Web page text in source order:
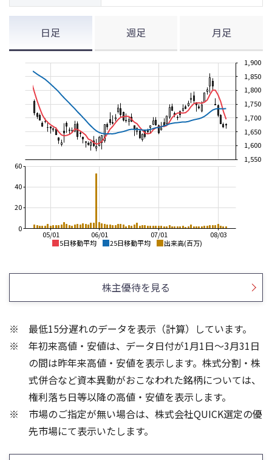
日足 週足 月足
5日移動平均 25日移動平均 出来高(百万)
08/03
07/01
06/01
05/01
1,550
1,600
1,650
1,700
1,750
1,800
1,850
1,900
0
20
40
60
26/02
25/12
25/10
25/08
25/06
25/04
1,500
1,600
24/01
23/01
22/01
21/01
1,000
1,200
2
株主優待を見る
最低15分遅れのデータを表示（計算）しています。
年初来高値・安値は、データ日付が1月1日～3月31日
の間は昨年来高値・安値を表示します。株式分割・株
式併合など資本異動がおこなわれた銘柄については、
権利落ち日等以降の高値・安値を表示します。
市場のご指定が無い場合は、株式会社QUICK選定の優
先市場にて表示いたします。